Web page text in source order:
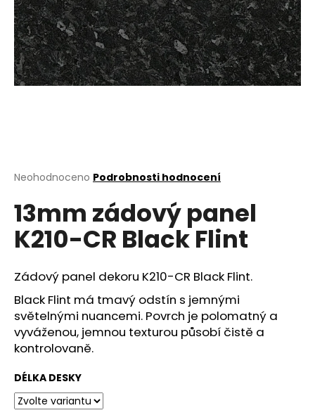
Průměrné
produktu
0,0
hvězdiček.
Neohodnoceno Podrobnosti hodnocení
13mm zádový panel
K210-CR Black Flint
Zádový panel dekoru K210-CR Black Flint.
Black Flint má tmavý odstín s jemnými
světelnými nuancemi. Povrch je polomatný a
vyváženou, jemnou texturou působí čistě a
kontrolovaně.
DÉLKA DESKY
a
j
í
t
?
D
o
o
r
u
č
u
j
m
e